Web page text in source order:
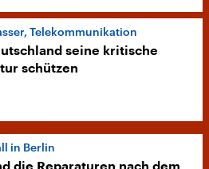
Telekommunikation
seine kritische
schützen
in Berlin